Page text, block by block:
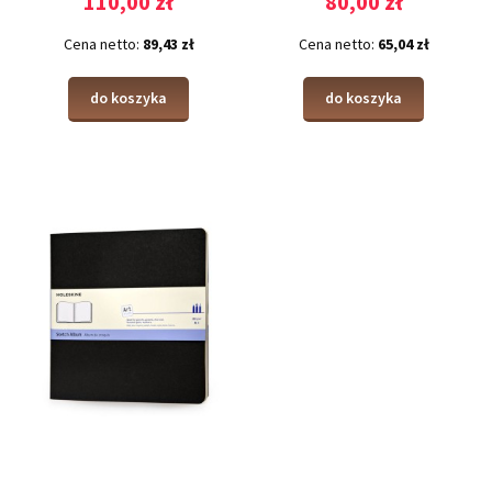
Cena netto: 89,43 zł
do koszyka
Cena netto: 65,04 zł
do koszyka